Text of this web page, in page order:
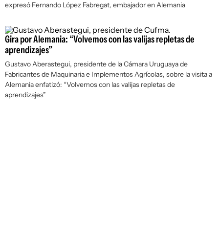
expresó Fernando López Fabregat, embajador en Alemania
Gira por Alemania: “Volvemos con las valijas repletas de
aprendizajes”
Gustavo Aberastegui, presidente de la Cámara Uruguaya de
Fabricantes de Maquinaria e Implementos Agrícolas, sobre la visita a
Alemania enfatizó: “Volvemos con las valijas repletas de
aprendizajes”